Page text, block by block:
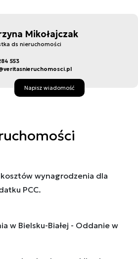
Mikołajczak
ds nieruchomości
553
Napisz wiadomość
wynagrodzenia dla
PCC.
w Bielsku-Białej - Oddanie w